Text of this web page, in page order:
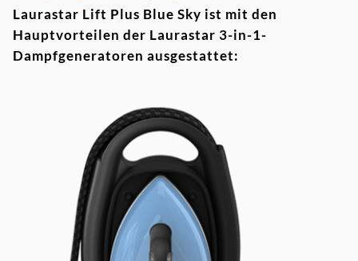
Laurastar Lift Plus Blue Sky ist mit den
Hauptvorteilen der Laurastar 3-in-1-
Dampfgeneratoren ausgestattet: